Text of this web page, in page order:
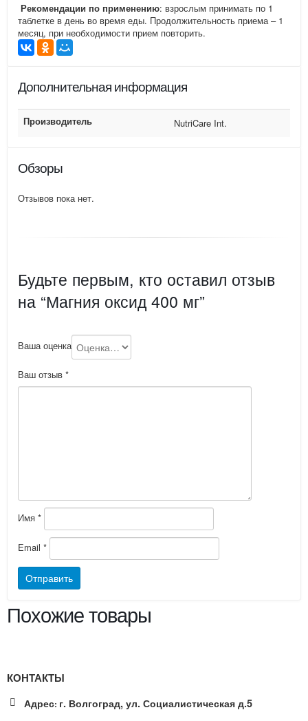
Рекомендации по применению: взрослым принимать по 1
таблетке в день во время еды. Продолжительность приема – 1
месяц, при необходимости прием повторить.
Дополнительная информация
Производитель NutriCare Int.
Обзоры
Отзывов пока нет.
Будьте первым, кто оставил отзыв
на “Магния оксид 400 мг”
Ваша оценка
Ваш отзыв *
Имя *
Email *
Похожие товары
КОНТАКТЫ
Адрес: г. Волгоград, ул. Социалистическая д.5